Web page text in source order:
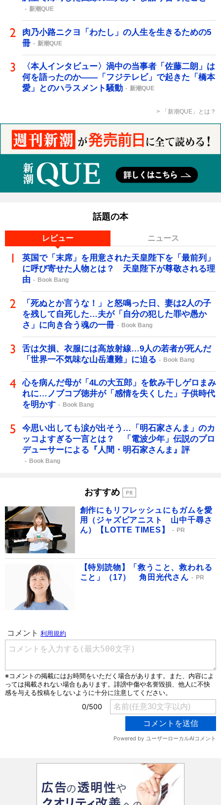
新潮QUE
肉乃小路ニクヨ「わたし」の人生を生きるための5
冊
新潮QUE
〈本人インタビュー〉渦中の当事者「佐藤二朗」は
何を語ったのか――「フジテレビ」で起きた「橋本
愛」とのハラスメント騒動
新潮QUE
「新潮QUE」とは？
話題の本
レビュー ニュース
英国で「末席」を用意された天皇陛下を「最前列」
に呼び寄せた人物とは？ 天皇陛下が尊敬される理
由
Book Bang
「死ぬとか言うな！」と怒鳴った日、妻は2人の子
を残して自死した…夫が「自分の犯した罪や愚か
さ」に向き合う魂の一冊
Book Bang
舌は欠損、衣服には高放射線…9人の若者が死んだ
「世界一不気味な山岳遭難」に迫る
Book Bang
心を病んだ母が「4Lの大五郎」を飲み干しゲロまみ
れに…ノブコブ徳井が「感情を失くした」子供時代
を明かす
Book Bang
今思い出しても涙が出そう…「明石家さんま」のカ
ッコよすぎる一言とは？ 「電波少年」伝説のプロ
デューサーによる『人間・明石家さんま』評
Book Bang
おすすめ
創作にもリフレッシュにもガムを愛
用（ジャズピアニスト 山中千尋さ
ん）【LOTTE TIMES】
PR
【特別読物】「救うこと、救われる
こと」（17） 角田光代さん
PR